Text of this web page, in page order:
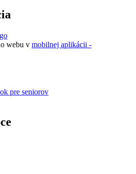
webu v mobilnej aplikácii -
pre seniorov